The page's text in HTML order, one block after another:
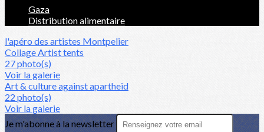
Gaza
Distribution alimentaire
l'apéro des artistes Montpelier
Collage Artist tents
27 photo(s)
Voir la galerie
Art & culture against apartheid
22 photo(s)
Voir la galerie
Je m'abonne à la newsletter